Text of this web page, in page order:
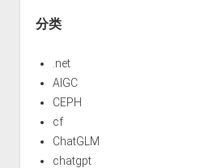
分类
.net
AIGC
CEPH
cf
ChatGLM
chatgpt